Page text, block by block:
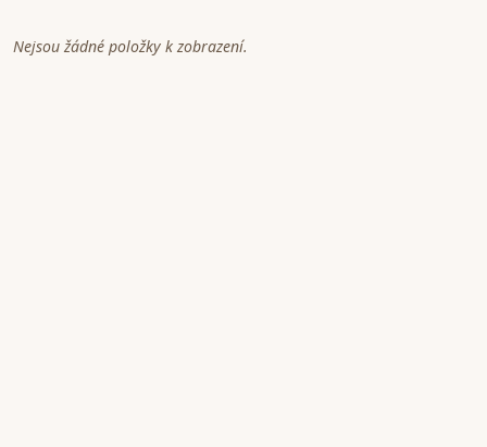
Nejsou žádné položky k zobrazení.